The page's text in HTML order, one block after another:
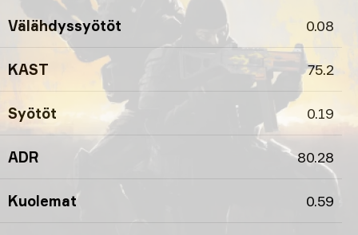
Välähdyssyötöt 0.08
KAST 75.2
Syötöt 0.19
ADR 80.28
Kuolemat 0.59